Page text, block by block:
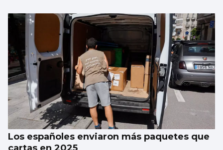
AVALANCHA EN LA FRONTERA
Marlaska insiste: “No hubo ni informe ni
aviso del CNI”
Los españoles enviaron más paquetes que